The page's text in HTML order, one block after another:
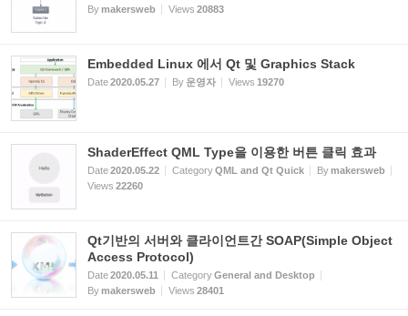
Bymakersweb Views 20883
Embedded Linux 에서 Qt 및 Graphics Stack
Date2020.05.27 By 운영자 Views 19270
ShaderEffect QML Type을 이용한 버튼 클릭 효과
Date2020.05.22 CategoryQML and Qt Quick Bymakersweb
Views 22260
Qt기반의 서버와 클라이언트간 SOAP(Simple Object
Access Protocol)
Date2020.05.11 CategoryGeneral and Desktop
Bymakersweb Views 28401